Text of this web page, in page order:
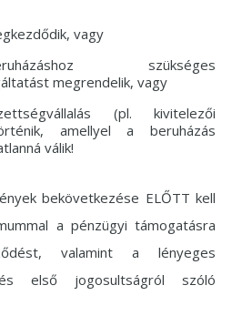
vagy
szükséges
megrendelik, vagy
(pl. kivitelezői
amellyel a beruházás
válik!
bekövetkezése ELŐTT kell
a pénzügyi támogatásra
valamint a lényeges
és első jogosultságról szóló